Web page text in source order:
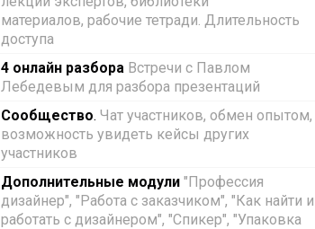
материалов, рабочие тетради. Длительность
доступа
4 онлайн разбора Встречи с Павлом
Лебедевым для разбора презентаций
Сообщество. Чат участников, обмен опытом,
возможность увидеть кейсы других
участников
Дополнительные модули "Профессия
дизайнер", "Работа с заказчиком", "Как найти и
работать с дизайнером", "Спикер", "Упаковка